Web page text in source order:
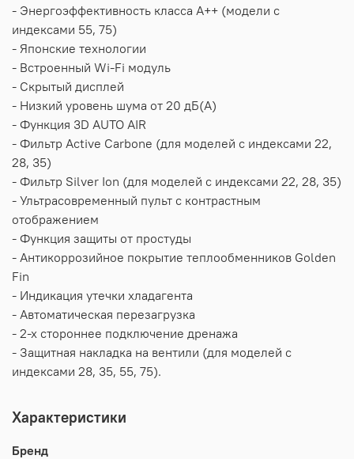
- Энергоэффективность класса А++ (модели с
индексами 55, 75)
- Японские технологии
- Встроенный Wi-Fi модуль
- Скрытый дисплей
- Низкий уровень шума от 20 дБ(А)
- Функция 3D AUTO AIR
- Фильтр Active Carbone (для моделей с индексами 22,
28, 35)
- Фильтр Silver Ion (для моделей с индексами 22, 28, 35)
- Ультрасовременный пульт с контрастным
отображением
- Функция защиты от простуды
- Антикоррозийное покрытие теплообменников Golden
Fin
- Индикация утечки хладагента
- Автоматическая перезагрузка
- 2-х стороннее подключение дренажа
- Защитная накладка на вентили (для моделей с
индексами 28, 35, 55, 75).
Характеристики
Бренд